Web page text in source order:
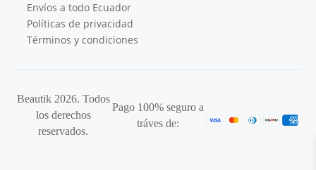
Envíos a todo Ecuador
Políticas de privacidad
Términos y condiciones
Beautik 2026. Todos
los derechos
reservados.
Pago 100% seguro a
tráves de: